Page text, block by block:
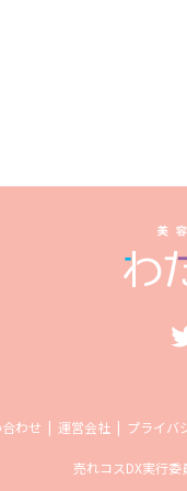
わせ 運営会社 プライバ
売れコスDX実行委